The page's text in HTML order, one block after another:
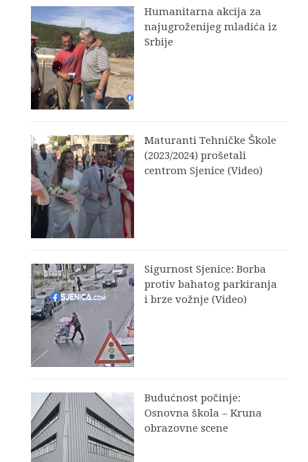
Humanitarna akcija za
najugroženijeg mladića iz
Srbije
Maturanti Tehničke Škole
(2023/2024) prošetali
centrom Sjenice (Video)
Sigurnost Sjenice: Borba
protiv bahatog parkiranja
i brze vožnje (Video)
Budućnost počinje:
Osnovna škola – Kruna
obrazovne scene